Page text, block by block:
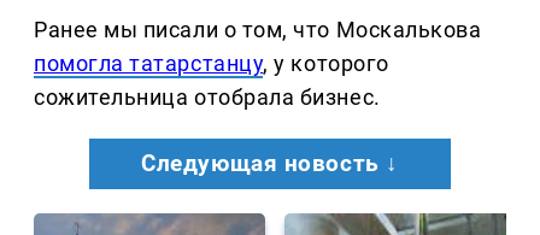
Ранее мы писали о том, что Москалькова
помогла татарстанцу, у которого
сожительница отобрала бизнес.
Следующая новость ↓